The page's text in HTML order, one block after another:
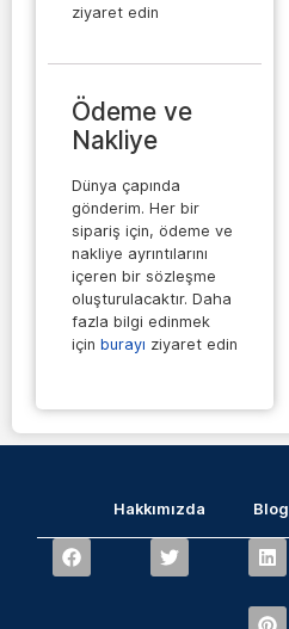
ziyaret edin
Ödeme ve
Nakliye
Dünya çapında
gönderim. Her bir
sipariş için, ödeme ve
nakliye ayrıntılarını
içeren bir sözleşme
oluşturulacaktır. Daha
fazla bilgi edinmek
için burayı ziyaret edin
Hakkımızda Blog